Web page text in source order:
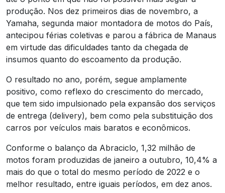
produção. Nos dez primeiros dias de novembro, a
Yamaha, segunda maior montadora de motos do País,
antecipou férias coletivas e parou a fábrica de Manaus
em virtude das dificuldades tanto da chegada de
insumos quanto do escoamento da produção.
O resultado no ano, porém, segue amplamente
positivo, como reflexo do crescimento do mercado,
que tem sido impulsionado pela expansão dos serviços
de entrega (delivery), bem como pela substituição dos
carros por veículos mais baratos e econômicos.
Conforme o balanço da Abraciclo, 1,32 milhão de
motos foram produzidas de janeiro a outubro, 10,4% a
mais do que o total do mesmo período de 2022 e o
melhor resultado, entre iguais períodos, em dez anos.